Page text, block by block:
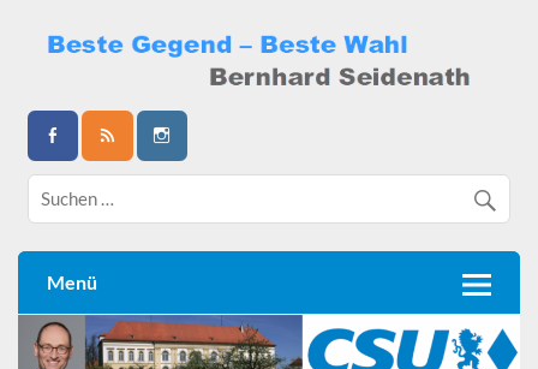
content
Bernhard Seidenath
Menü